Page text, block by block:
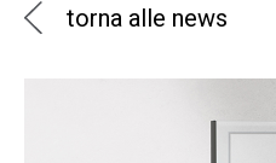
torna alle news